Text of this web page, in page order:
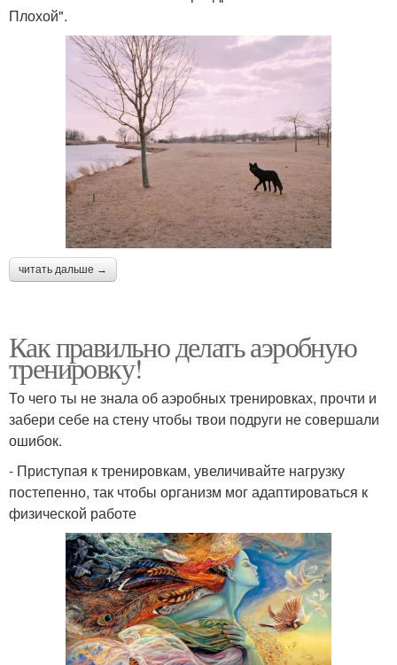
Плохой".
читать дальше →
Как правильно делать аэробную
тренировку!
То чего ты не знала об аэробных тренировках, прочти и
забери себе на стену чтобы твои подруги не совершали
ошибок.
- Приступая к тренировкам, увеличивайте нагрузку
постепенно, так чтобы организм мог адаптироваться к
физической работе